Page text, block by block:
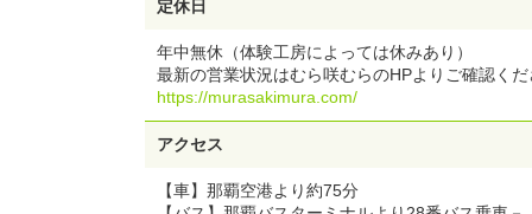
定休日
年中無休（体験工房によっては休みあり）
最新の営業状況はむら咲むらのHPよりご確認くだ
https://murasakimura.com/
アクセス
【車】那覇空港より約75分